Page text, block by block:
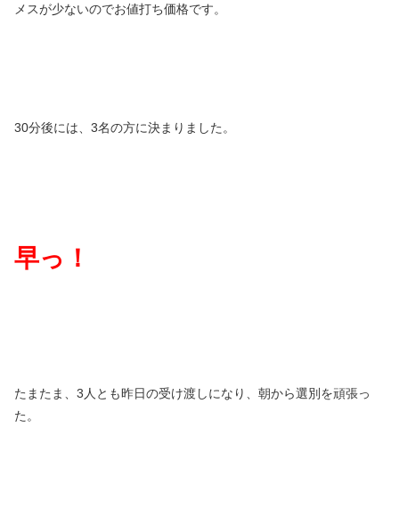
メスが少ないのでお値打ち価格です。
30分後には、3名の方に決まりました。
早っ！
たまたま、3人とも昨日の受け渡しになり、朝から選別を頑張っ
た。